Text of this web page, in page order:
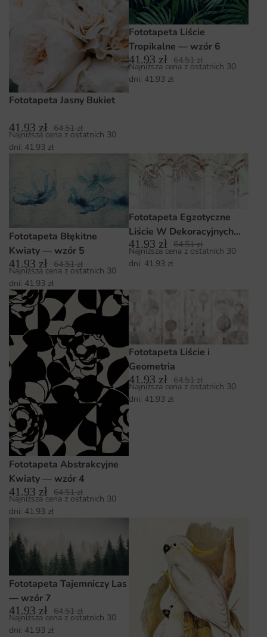
Fototapeta Jasny Bukiet
41.93 zł 64.51zł
Najniższa cena z ostatnich 30
dni: 41.93 zł
Fototapeta Liście
Tropikalne — wzór 6
41.93 zł 64.51zł
Najniższa cena z ostatnich 30
dni: 41.93 zł
Fototapeta Błękitne
Kwiaty — wzór 5
41.93 zł 64.51zł
Najniższa cena z ostatnich 30
dni: 41.93 zł
Fototapeta Egzotyczne
Liście W Dekoracyjnych
Łukach
41.93 zł 64.51zł
Najniższa cena z ostatnich 30
dni: 41.93 zł
Fototapeta Abstrakcyjne
Kwiaty — wzór 4
41.93 zł 64.51zł
Najniższa cena z ostatnich 30
dni: 41.93 zł
Fototapeta Liście i
Geometria
41.93 zł 64.51zł
Najniższa cena z ostatnich 30
dni: 41.93 zł
Fototapeta Tajemniczy Las
— wzór 7
41.93 zł 64.51zł
Najniższa cena z ostatnich 30
dni: 41.93 zł